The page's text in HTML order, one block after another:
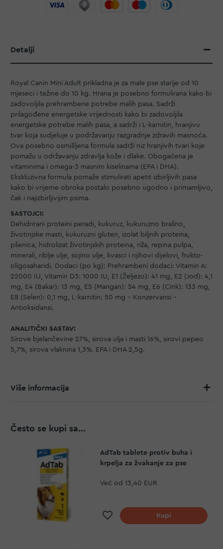
Detalji
Royal Canin Mini Adult prikladna je za male pse starije od 10
mjeseci i težine do 10 kg. Hrana je posebno formulirana kako bi
zadovoljila prehrambene potrebe malih pasa. Sadrži
prilagođene energetske vrijednosti kako bi zadovoljila
energetske potrebe malih pasa, a sadrži i L-karnitin, hranjivu
tvar koja sudjeluje u podržavanju razgradnje zdravih masnoća.
Ova posebno osmišljena formula sadrži niz hranjivih tvari koje
pomažu u održavanju zdravlja kože i dlake. Obogaćena je
vitaminima i omega-3 masnim kiselinama (EPA i DHA).
Ekskluzivna formula pomaže stimulirati apetit izbirljivih pasa
kako bi vrijeme obroka postalo posebno ugodno i primamljivo,
čak i najizbirljivijim psima.
SASTOJCI:
Dehidrirani proteini peradi, kukuruz, kukuruzno brašno,
životinjske masti, kukuruzni gluten, izolat biljnih proteina,
pšenica, hidrolizat životinjskih proteina, riža, repina pulpa,
minerali, riblje ulje, sojino ulje, kvasci i njihovi dijelovi, frukto-
oligosaharidi. Dodaci (po kg): Prehrambeni dodaci: Vitamin A:
22000 IU, Vitamin D3: 1000 IU, E1 (Željezo): 41 mg, E2 (Jod): 4,1
mg, E4 (Bakar): 13 mg, E5 (Mangan): 54 mg, E6 (Cink): 133 mg,
E8 (Selen): 0,1 mg, L-karnitin: 50 mg - Konzervansi -
Antioksidansi.
ANALITIČKI SASTAV:
Sirove bjelančevine 27%, sirova ulja i masti 16%, sirovi pepeo
5,7%, sirova vlaknina 1,3%. EPA i DHA 2,5g.
Više informacija
Često se kupi sa...
AdTab tablete protiv buha i
krpelja za žvakanje za pse
Već od 13,40 EUR
Dodaj na listu želja
Kupi